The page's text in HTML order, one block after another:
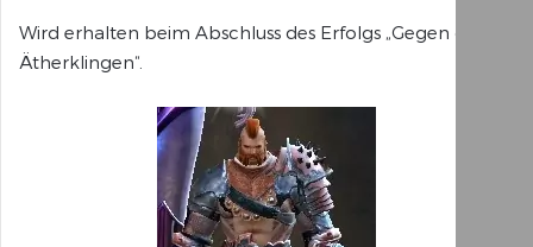
Wird erhalten beim Abschluss des Erfolgs „Gegen die
Ätherklingen“.